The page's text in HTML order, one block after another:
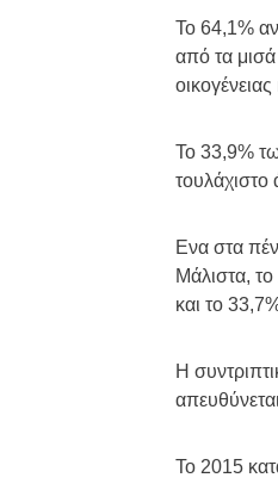
Το 64,1%
από τα
Το 33,9%
τουλάχιστο
Ενα στα
Μάλιστα,
και το
Η
Το 2015